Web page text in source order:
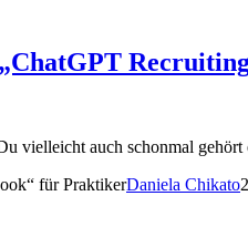
vielleicht auch schonmal
für PraktikerDaniela Chikato